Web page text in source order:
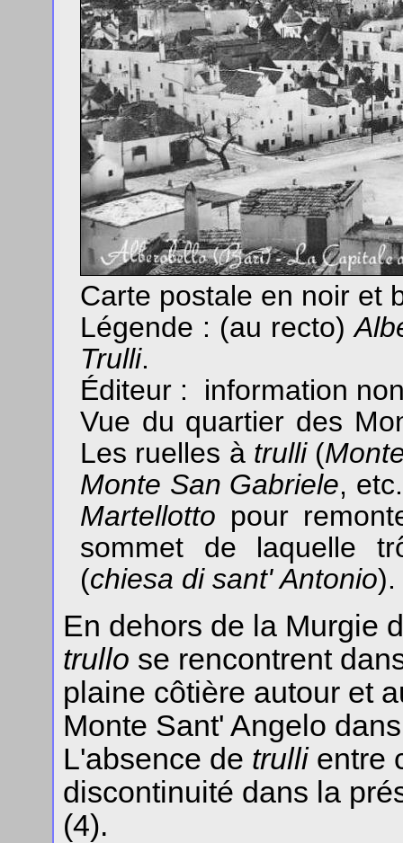
Carte postale en noir et
Légende : (au recto)
Trulli.
Éditeur : information
Vue du quartier des
Les ruelles à trulli(
Monte San Gabriele,
Martellotto pour
sommet de laquelle
(chiesa di sant' Antonio).
En dehors de la Murgie
trullo se rencontrent
plaine côtière autour et
Monte Sant' Angelo
L'absence de trullientre
discontinuité dans la
(4).